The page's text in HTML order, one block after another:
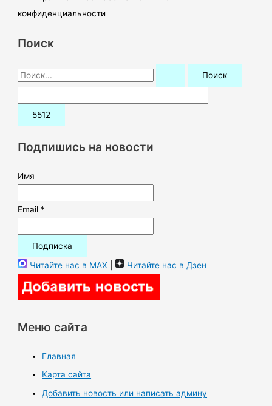
конфиденциальности
Поиск
П
о
и
:Подпишись на новости
Имя
Email *
Читайте нас в MAX | Читайте нас в Дзен
Меню сайта
Главная
Карта сайта
Добавить новость или написать админу